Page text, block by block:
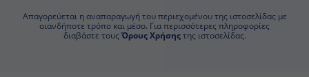
Απαγορεύεται η αναπαραγωγή του περιεχομένου της ιστοσελίδας με
οιανδήποτε τρόπο και μέσο. Για περισσότερες πληροφορίες
διαβάστε τους Όρους Χρήσηςτης ιστοσελίδας.